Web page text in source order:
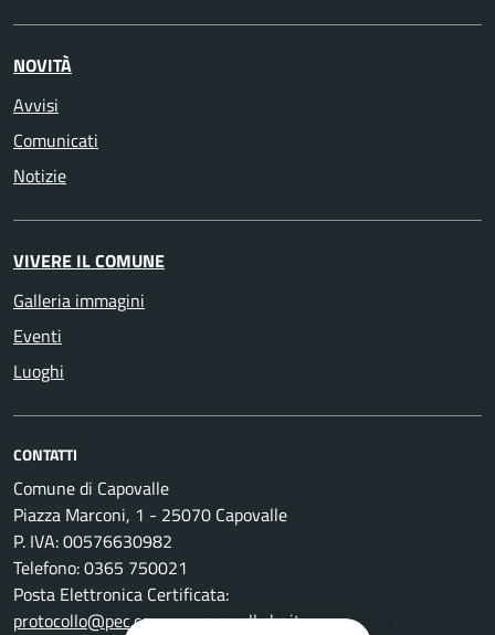
NOVITÀ
Avvisi
Comunicati
Notizie
VIVERE IL COMUNE
Galleria immagini
Eventi
Luoghi
CONTATTI
Comune di Capovalle
Piazza Marconi, 1 - 25070 Capovalle
P. IVA: 00576630982
Telefono: 0365 750021
Posta Elettronica Certificata:
protocollo@pec.comune.capovalle.bs.it